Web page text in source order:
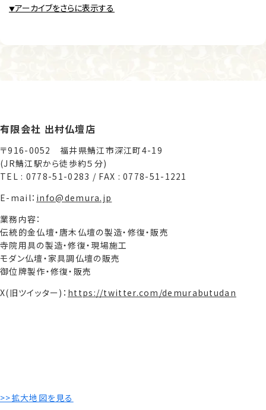
▼アーカイブをさらに表示する
有限会社 出村仏壇店
〒916-0052 福井県鯖江市深江町4-19
(JR鯖江駅から徒歩約５分)
TEL : 0778-51-0283 / FAX : 0778-51-1221
E-mail： info@demura.jp
業務内容：
伝統的金仏壇・唐木仏壇の製造・修復・販売
寺院用具の製造・修復・現場施工
モダン仏壇・家具調仏壇の販売
御位牌製作・修復・販売
X(旧ツイッター)： https://twitter.com/demurabutudan
>>拡大地図を見る